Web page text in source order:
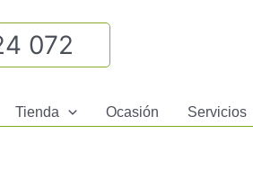
072
Tienda Ocasión Servicios